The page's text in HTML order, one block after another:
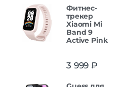
Фитнес-
трекер
Xiaomi Mi
Band 9
Active Pink
3 999 ₽